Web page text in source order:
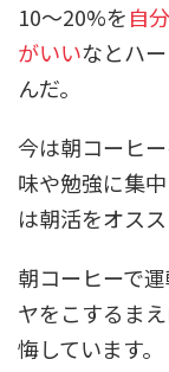
10～20%を自
がいいなとハ
んだ。
今は朝コーヒ
味や勉強に集
は朝活をオスス
朝コーヒーで
ヤをこするま
悔しています。